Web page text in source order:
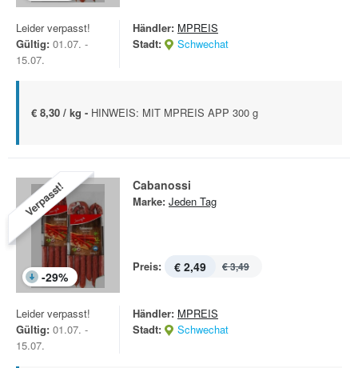
Leider verpasst!
Gültig: 01.07. -
15.07.
Händler: MPREIS
Stadt:
Schwechat
€ 8,30 / kg - HINWEIS: MIT MPREIS APP 300 g
Verpasst!
-29%
Cabanossi
Marke: Jeden Tag
Preis: € 2,49 € 3,49
Leider verpasst!
Gültig: 01.07. -
15.07.
Händler: MPREIS
Stadt:
Schwechat